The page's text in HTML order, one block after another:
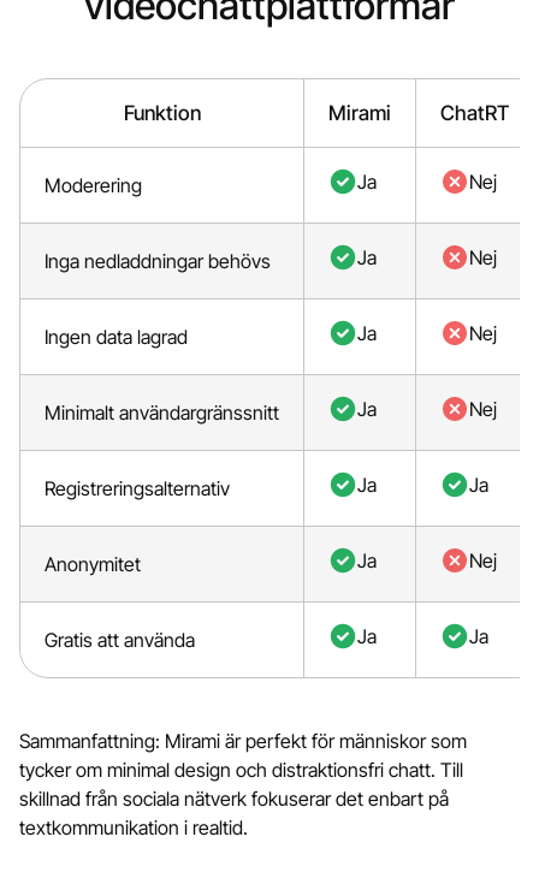
Funktion Mirami ChatRT
Moderering Ja Nej
Inga nedladdningar behövs Ja Nej
Ingen data lagrad Ja Nej
Minimalt användargränssnitt Ja Nej
Registreringsalternativ Ja Ja
Anonymitet Ja Nej
Gratis att använda Ja Ja
Sammanfattning: Mirami är perfekt för människor som
tycker om minimal design och distraktionsfri chatt. Till
skillnad från sociala nätverk fokuserar det enbart på
textkommunikation i realtid.